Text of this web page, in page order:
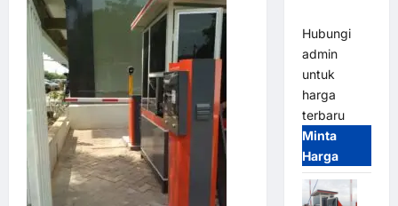
Hubungi
admin
untuk
harga
terbaru
Minta
Harga